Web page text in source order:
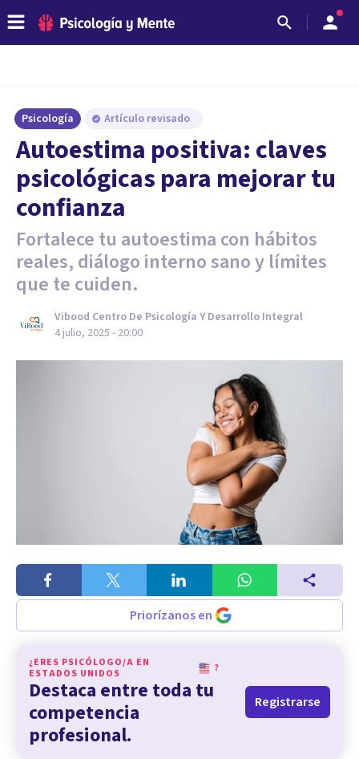
Psicología Artículo revisado
Autoestima positiva: claves
psicológicas para mejorar tu
confianza
Fortalece tu autoestima con hábitos
reales, diálogo interno sano y límites
que te cuiden.
Vibood Centro De Psicología Y Desarrollo Integral
4 julio, 2025 - 20:00
Priorízanos en
¿ERES PSICÓLOGO/A EN
ESTADOS UNIDOS
?
Destaca entre toda tu
competencia
profesional.
Registrarse